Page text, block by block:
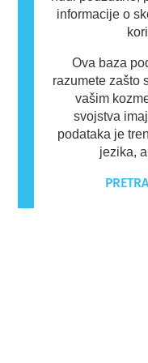
informacije o
Ova baza
razumete zašto
vašim
svojstva
podataka je
jezika,